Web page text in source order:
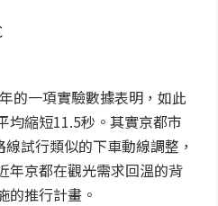
的一項實驗數據表明，如此
均縮短11.5秒。其實京都市
試行類似的下車動線調整，
年京都在觀光需求回溫的背
的推行計畫。